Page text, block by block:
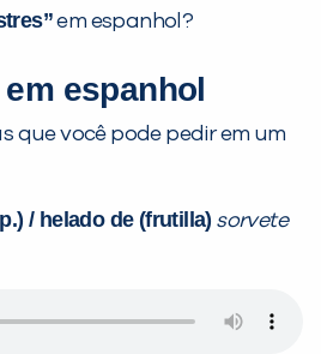
em espanhol?
espanhol
que você pode pedir em um
/ helado de (frutilla) sorvete